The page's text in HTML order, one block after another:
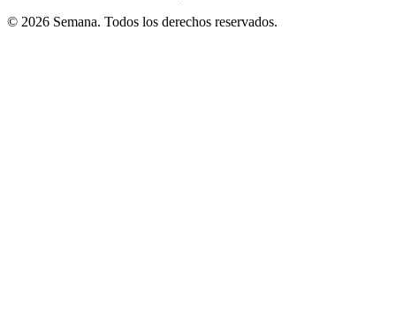
© 2026 Semana. Todos los derechos reservados.